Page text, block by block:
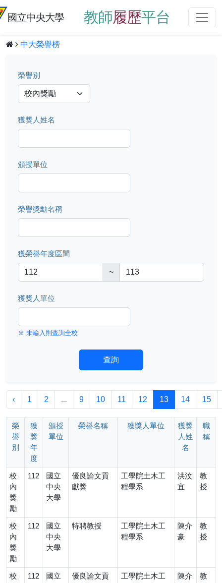
國立中央大學 教師履歷平台
中大榮譽榜
榮譽別
獲獎人姓名
頒授單位
榮譽獎勳名稱
獲榮譽年度區間
~
獲獎人單位
※ 未輸入則查詢全校
查詢
‹ 1 2 ... 9 10 11 12 13 14 15
榮
譽
別
獲
獎
年
度
頒授
單位
榮譽名稱 獲獎人單位
獲獎
人姓
名
職
稱
校
內
獎
勵
112
國立
中央
大學
優良論文貢
獻獎
工學院土木工
程學系
洪汶
宜
教
授
校
內
獎
勵
112
國立
中央
大學
特聘教授
工學院土木工
程學系
陳介
豪
教
授
校
112
國立
優良論文貢
工學院土木工
陳介
教